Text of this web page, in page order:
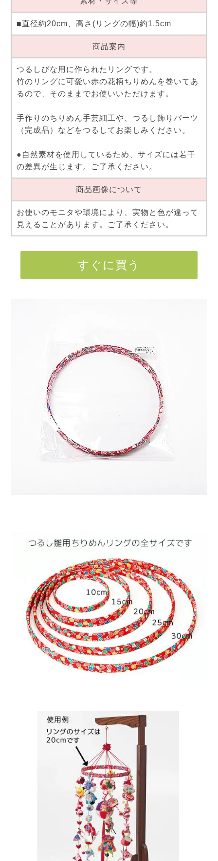
■直径約20cm、高さ(リングの幅)約1.5cm
商品案内
つるしびな用に作られたリングです。
竹のリングに可愛い赤の花柄ちりめんを巻いてあ
るので、そのままでお使いいただけます。
手作りのちりめん手芸細工や、つるし飾りパーツ
（完成品）などをつるしてお楽しみください。
●自然素材を使用しているため、サイズには若干
の差異が生じます。ご了承ください。
商品画像について
お使いのモニタや環境により、実物と色が違って
見えることがあります。ご了承ください。
すぐに買う